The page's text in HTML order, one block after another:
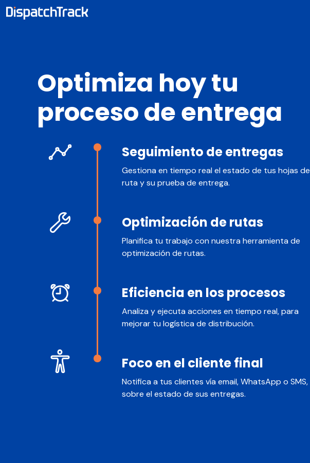
Optimiza hoy tu
proceso de entrega
Seguimiento de entregas
Gestiona en tiempo real el estado de tus hojas de
ruta y su prueba de entrega.
Optimización de rutas
Planifica tu trabajo con nuestra herramienta de
optimización de rutas.
Eficiencia en los procesos
Analiza y ejecuta acciones en tiempo real, para
mejorar tu logística de distribución.
Foco en el cliente final
Notifica a tus clientes vía email, WhatsApp o SMS,
sobre el estado de sus entregas.